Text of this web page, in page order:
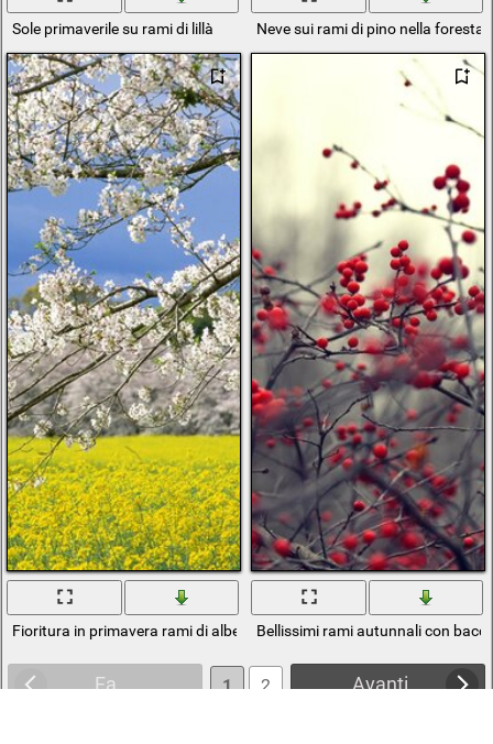
Sole primaverile su rami di lillà Neve sui rami di pino nella foresta
Fioritura in primavera rami di alberoaBellissimi rami autunnali con
Fa Avanti
1
2